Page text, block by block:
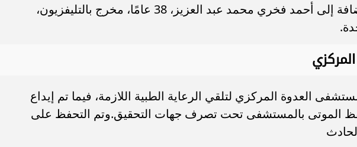
وسليم، 3 سنوات، بالإضافة إلى أحمد فخري محمد عبد العزيز، 38 عامًا، مخرج بالتليفزيون،
العدوة المركزي لتلقي الرعاية الطبية اللازمة، فيما تم إيداع
الموتى بالمستشفى تحت تصرف جهات التحقيق.وتم التحفظ على